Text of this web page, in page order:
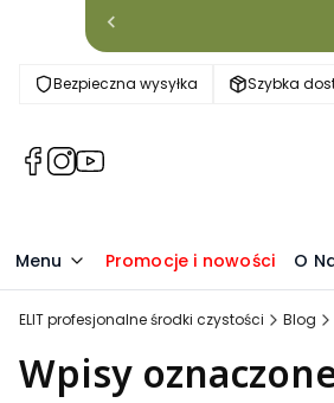
Bezpieczna wysyłka Szybka
(Otwiera
karcie)
(Otwiera
karcie)
(Otwiera
karcie)
Menu Promocje i nowości O
ELIT profesjonalne środki czystości Blog
Wpisy